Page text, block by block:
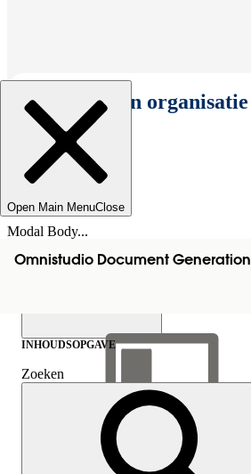
Selecteer een organisatie
Open Main MenuClose
Modal Body...
Omnistudio Document Generation
Inhoudsopgave
weergeven
INHOUDSOPGAVE
Zoeken